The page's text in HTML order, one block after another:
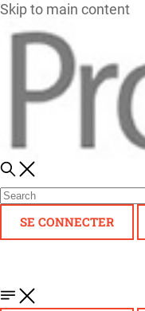
Skip to main content
SE CONNECTER